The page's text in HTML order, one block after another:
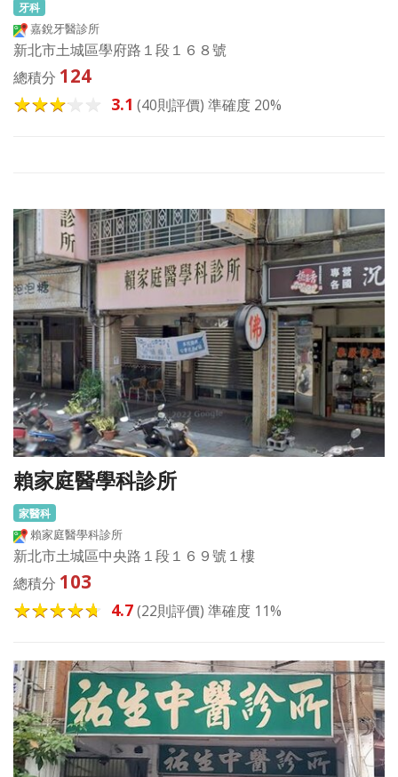
牙科
嘉銳牙醫診所
新北市土城區學府路１段１６８號
總積分 124
3.1 (40則評價) 準確度 20%
賴家庭醫學科診所
家醫科
賴家庭醫學科診所
新北市土城區中央路１段１６９號１樓
總積分 103
4.7(22則評價) 準確度 11%